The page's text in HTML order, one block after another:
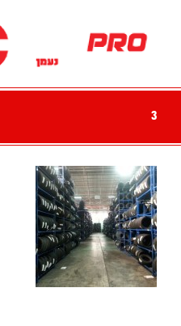
content
3